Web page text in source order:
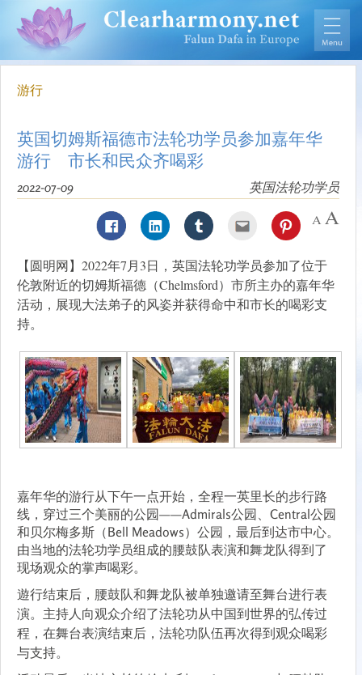
游行
英国切姆斯福德市法轮功学员参加嘉年华
游行 市长和民众齐喝彩
英国法轮功学员
2022-07-09
【圆明网】2022年7月3日，英国法轮功学员参加了位于
伦敦附近的切姆斯福德（Chelmsford）市所主办的嘉年华
活动，展现大法弟子的风姿并获得命中和市长的喝彩支
持。
嘉年华的游行从下午一点开始，全程一英里长的步行路
线，穿过三个美丽的公园——Admirals公园、Central公园
和贝尔梅多斯（Bell Meadows）公园，最后到达市中心。
由当地的法轮功学员组成的腰鼓队表演和舞龙队得到了
现场观众的掌声喝彩。
遊行结束后，腰鼓队和舞龙队被单独邀请至舞台进行表
演。主持人向观众介绍了法轮功从中国到世界的弘传过
程，在舞台表演结束后，法轮功队伍再次得到观众喝彩
与支持。